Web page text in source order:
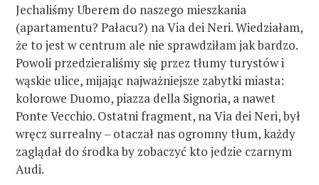
Jechaliśmy Uberem do naszego mieszkania
(apartamentu? Pałacu?) na Via dei Neri. Wiedziałam,
że to jest w centrum ale nie sprawdziłam jak bardzo.
Powoli przedzieraliśmy się przez tłumy turystów i
wąskie ulice, mijając najważniejsze zabytki miasta:
kolorowe Duomo, piazza della Signoria, a nawet
Ponte Vecchio. Ostatni fragment, na Via dei Neri, był
wręcz surrealny – otaczał nas ogromny tłum, każdy
zaglądał do środka by zobaczyć kto jedzie czarnym
Audi.